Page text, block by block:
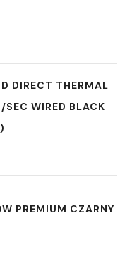
DIRECT THERMAL
WIRED BLACK
PREMIUM CZARNY